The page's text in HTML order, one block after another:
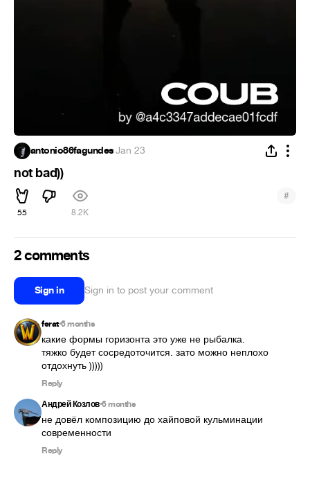
antonio86fagundes·Jan 23
not bad))
55 8.2K
#
2 comments
Sign in Sign in to post your comment
ferat•6 months
какие формы горизонта это уже не рыбалка.
тяжко будет сосредоточится. зато можно неплохо
отдохнуть )))))
Reply
Андрей Козлов•6 months
не довёл композицию до хайповой кульминации
современности
Reply